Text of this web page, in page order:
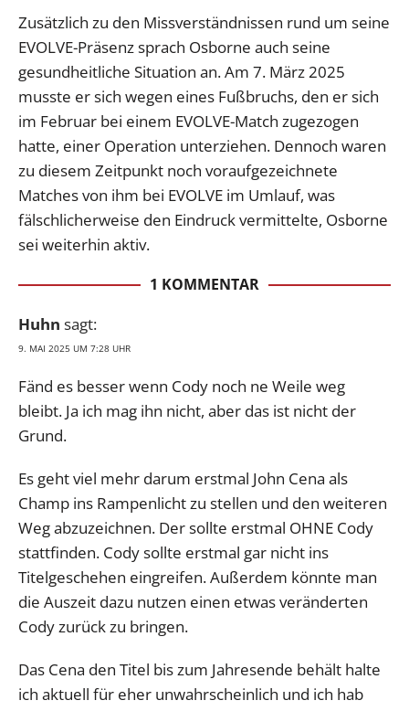
Zusätzlich zu den Missverständnissen rund um seine
EVOLVE-Präsenz sprach Osborne auch seine
gesundheitliche Situation an. Am 7. März 2025
musste er sich wegen eines Fußbruchs, den er sich
im Februar bei einem EVOLVE-Match zugezogen
hatte, einer Operation unterziehen. Dennoch waren
zu diesem Zeitpunkt noch voraufgezeichnete
Matches von ihm bei EVOLVE im Umlauf, was
fälschlicherweise den Eindruck vermittelte, Osborne
sei weiterhin aktiv.
1 KOMMENTAR
Huhn sagt:
9. MAI 2025 UM 7:28 UHR
Fänd es besser wenn Cody noch ne Weile weg
bleibt. Ja ich mag ihn nicht, aber das ist nicht der
Grund.
Es geht viel mehr darum erstmal John Cena als
Champ ins Rampenlicht zu stellen und den weiteren
Weg abzuzeichnen. Der sollte erstmal OHNE Cody
stattfinden. Cody sollte erstmal gar nicht ins
Titelgeschehen eingreifen. Außerdem könnte man
die Auszeit dazu nutzen einen etwas veränderten
Cody zurück zu bringen.
Das Cena den Titel bis zum Jahresende behält halte
ich aktuell für eher unwahrscheinlich und ich hab